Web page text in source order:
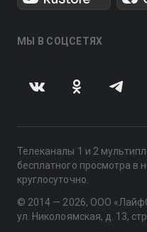
МЫ В СОЦСЕТЯХ
Телеканалы 1 и 2
бесплатного просмотра в
круглосуточно.
© 2014 — 2026, ООО
ул. Николоямская, д. 13,